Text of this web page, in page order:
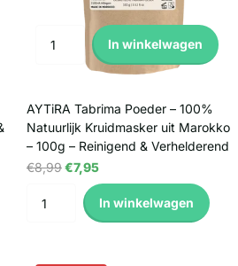
In winkelwagen
AYTiRA Tabrima Poeder – 100%
Natuurlijk Kruidmasker uit Marokko
– 100g – Reinigend & Verhelderend
€8,99€7,95
In winkelwagen